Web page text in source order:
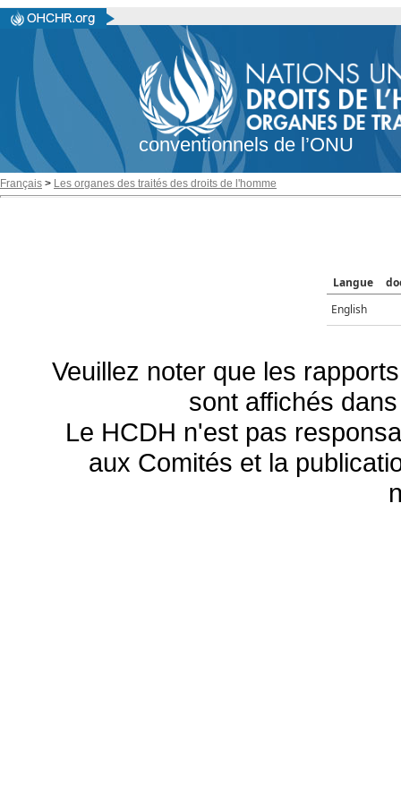
conventionnels de l’ONU
Français > Les organes des traités des droits de l'homme
Langue
English
Veuillez noter que les
sont affichés
Le HCDH n'est pas
aux Comités et la